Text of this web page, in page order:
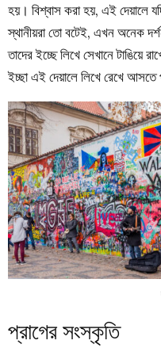
হয়। বিশ্বাস করা হয়, এই দেয়ালে
স্থানীয়রা তো বটেই, এখন অনেক
তাদের ইচ্ছে লিখে সেখানে টাঙিয়ে
ইচ্ছা এই দেয়ালে লিখে রেখে আসতে
প্রাগের সংস্কৃতি